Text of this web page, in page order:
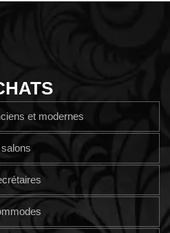
et modernes
salons